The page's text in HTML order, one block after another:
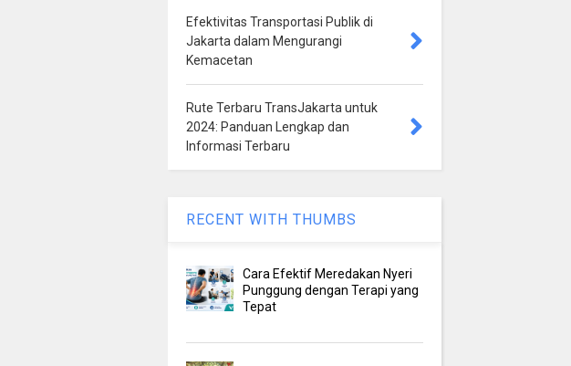
Efektivitas Transportasi Publik di
Jakarta dalam Mengurangi
Kemacetan
Rute Terbaru TransJakarta untuk
2024: Panduan Lengkap dan
Informasi Terbaru
RECENT WITH THUMBS
Cara Efektif Meredakan Nyeri
Punggung dengan Terapi yang
Tepat